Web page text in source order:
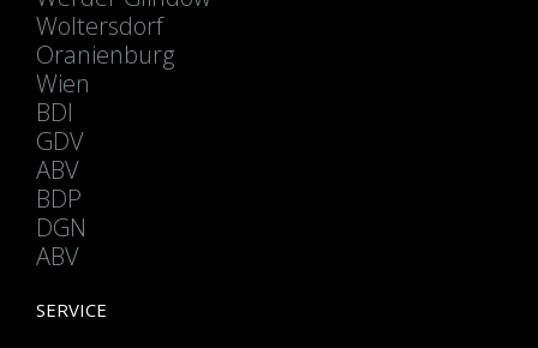
Woltersdorf
Oranienburg
Wien
BDI
GDV
ABV
BDP
DGN
ABV
SERVICE